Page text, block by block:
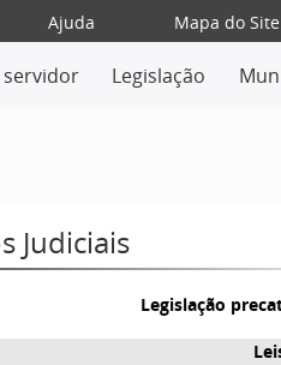
Ajuda Mapa do Site
Legislação
Judiciais
Legislação